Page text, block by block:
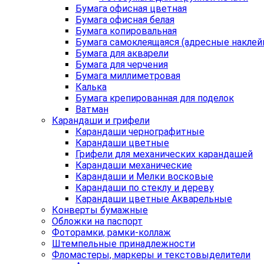
Бумага офисная цветная
Бумага офисная белая
Бумага копировальная
Бумага самоклеящаяся (адресные
Бумага для акварели
Бумага для черчения
Бумага миллиметровая
Калька
Бумага крепированная для поделок
Ватман
Карандаши и грифели
Карандаши чернографитные
Карандаши цветные
Грифели для механических карандашей
Карандаши механические
Карандаши и Мелки восковые
Карандаши по стеклу и дереву
Карандаши цветные Акварельные
Конверты бумажные
Обложки на паспорт
Фоторамки, рамки-коллаж
Штемпельные принадлежности
Фломастеры, маркеры и текстовыделители